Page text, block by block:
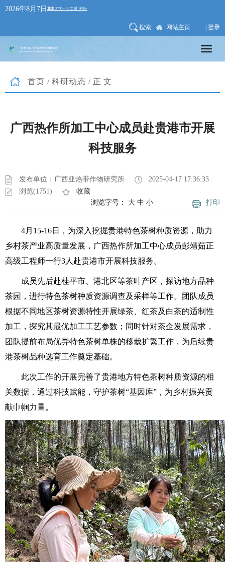
2026年8月7日
搜索 网站主页 | 登录
首页 / 科研动态 /正文
广西热作所加工中心成员赴贵港市开展
科技服务
发布单位：广西亚热带作物研究所
2025-04-17 17:36:33
浏览(1751)
收藏
打印
浏览字号： 大 中 小
4月15-16日，为深入挖掘贵港特色茶树种质资源，助力
乡村茶产业高质量发展，广西热作所加工中心成员彭靖茹正
高级工程师一行3人赴贵港市开展科技服务。
成员先后赴桂平市、港北区等茶叶产区，探访地方品种
茶园，进行特色茶树种质资源调查及采样等工作。团队成员
根据不同地区茶树资源特性开展绿茶、红茶及白茶的适制性
加工，探究其最优加工工艺参数；同时针对茶企发展需求，
团队提前布局优异特色茶树单株的移栽扩繁工作，为后续贵
港茶树品种选育工作奠定基础。
此次工作的开展完善了贵港地方特色茶树种质资源的相
关数据，通过科技赋能，守护茶树“基因库”，为乡村振兴贡
献巾帼力量。